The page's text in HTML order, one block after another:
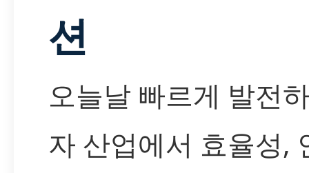
션
오늘날 빠르게 발전
자 산업에서 효율성,